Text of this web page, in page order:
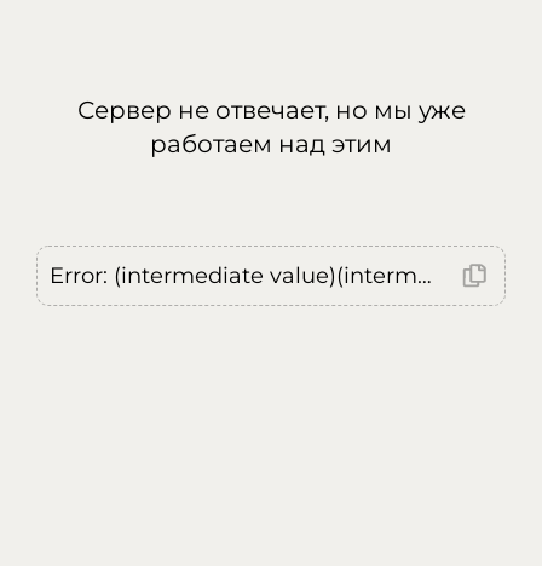
Сервер не отвечает, но мы уже
работаем над этим
Error: (intermediate value)(intermediate value)(intermediate value).replaceAll is not a function